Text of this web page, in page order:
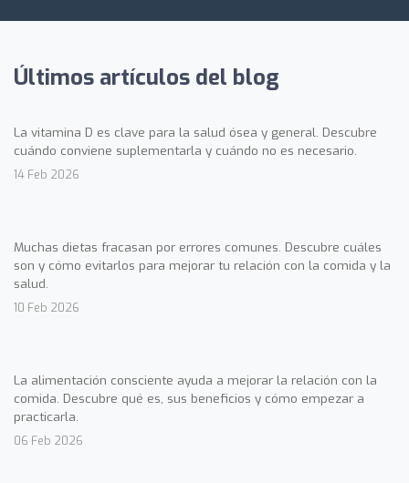
Últimos artículos del blog
La vitamina D es clave para la salud ósea y general. Descubre
cuándo conviene suplementarla y cuándo no es necesario.
14 Feb 2026
Muchas dietas fracasan por errores comunes. Descubre cuáles
son y cómo evitarlos para mejorar tu relación con la comida y la
salud.
10 Feb 2026
La alimentación consciente ayuda a mejorar la relación con la
comida. Descubre qué es, sus beneficios y cómo empezar a
practicarla.
06 Feb 2026